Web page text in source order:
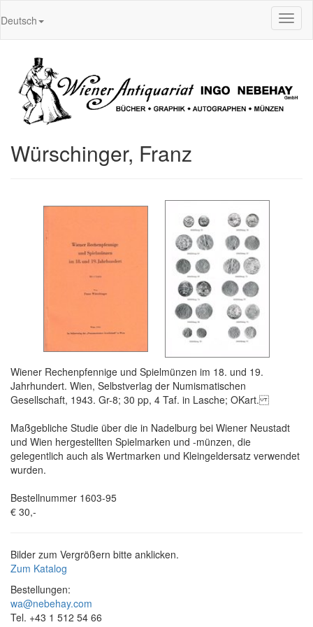
Deutsch
Würschinger, Franz
Wiener Rechenpfennige und Spielmünzen im 18. und 19.
Jahrhundert. Wien, Selbstverlag der Numismatischen
Gesellschaft, 1943. Gr-8; 30 pp, 4 Taf. in Lasche; OKart.
Maßgebliche Studie über die in Nadelburg bei Wiener Neustadt
und Wien hergestellten Spielmarken und -münzen, die
gelegentlich auch als Wertmarken und Kleingeldersatz verwendet
wurden.
Bestellnummer 1603-95
€ 30,-
Bilder zum Vergrößern bitte anklicken.
Zum Katalog
Bestellungen:
wa@nebehay.com
Tel. +43 1 512 54 66